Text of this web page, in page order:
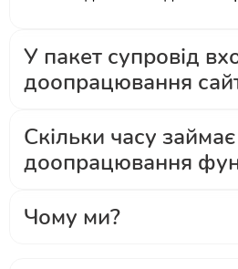
У пакет супровід
доопрацювання
Скільки часу займає
доопрацювання
Чому ми?